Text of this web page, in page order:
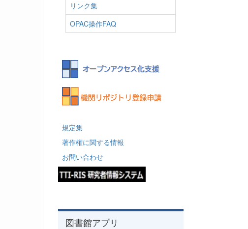
リンク集
OPAC操作FAQ
規定集
著作権に関する情報
お問い合わせ
図書館アプリ